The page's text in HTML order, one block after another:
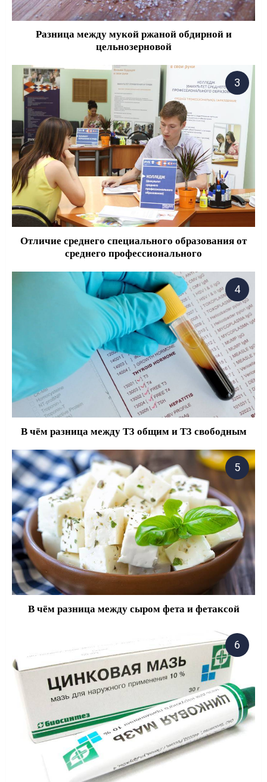
Разница между мукой ржаной обдирной и
цельнозерновой
Отличие среднего специального образования от
среднего профессионального
В чём разница между Т3 общим и Т3 свободным
В чём разница между сыром фета и фетаксой